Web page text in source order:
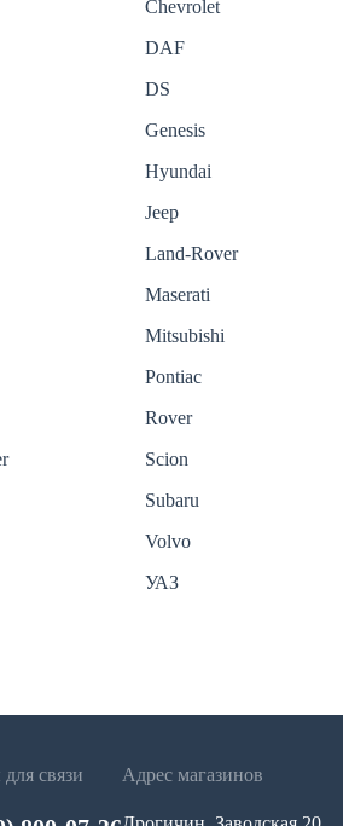
Chevrolet
DAF
DS
Genesis
Hyundai
Jeep
Land-Rover
Maserati
Mitsubishi
Pontiac
Rover
Scion
Subaru
Volvo
УАЗ
связи Адрес магазинов